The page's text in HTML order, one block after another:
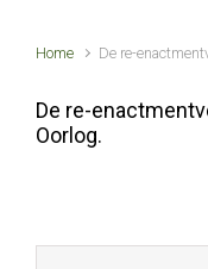
Home De re-
De re-
Oorlog.